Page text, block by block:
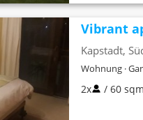
Vibrant
Kapstadt,
Wohnung ·
2x / 60 sqm